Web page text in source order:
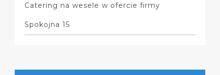
Catering na wesele w ofercie firmy
Spokojna 15